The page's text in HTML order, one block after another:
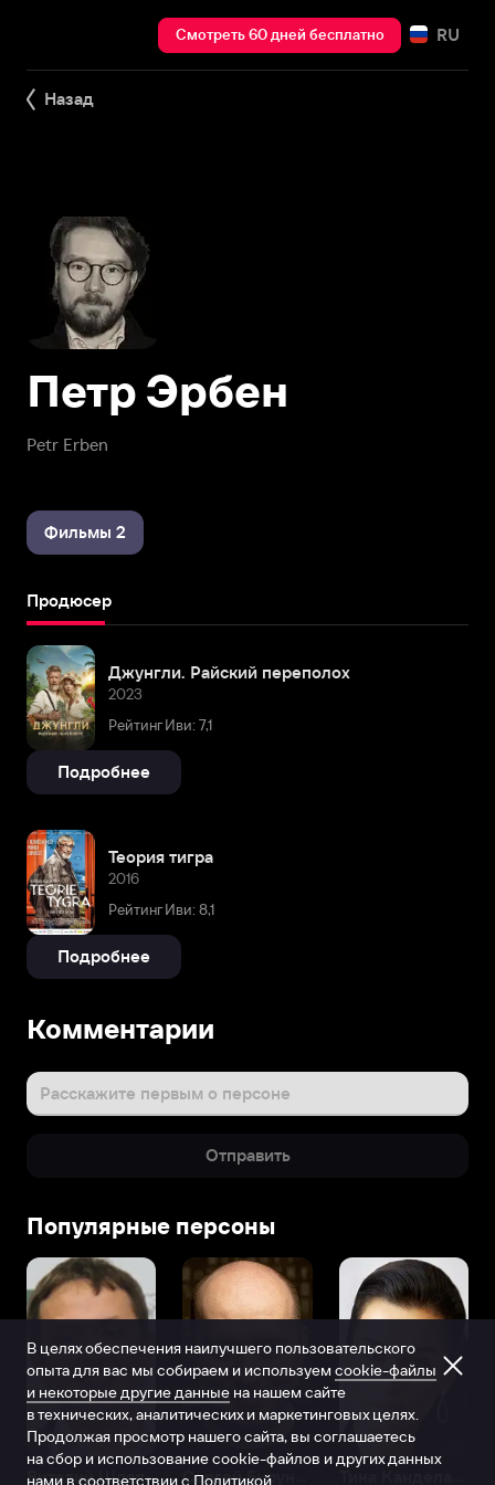
Смотреть 60 дней бесплатно RU
Назад
Petr Erben
Петр Эрбен
Фильмы 2
Продюсер
Джунгли. Райский переполох
2023
Рейтинг Иви: 7,1
Подробнее
Теория тигра
2016
Рейтинг Иви: 8,1
Подробнее
Комментарии
Расскажите первым о персоне
Отправить
Популярные персоны
Виталий Шляппо
В целях обеспечения наилучшего пользовательского
опыта для вас мы собираем и используем cookie-файлы
и некоторые другие данные на нашем сайте
в технических, аналитических и маркетинговых целях.
Продолжая просмотр нашего сайта, вы соглашаетесь
на сбор и использование cookie-файлов и других данных
нами в соответствии с Политикой